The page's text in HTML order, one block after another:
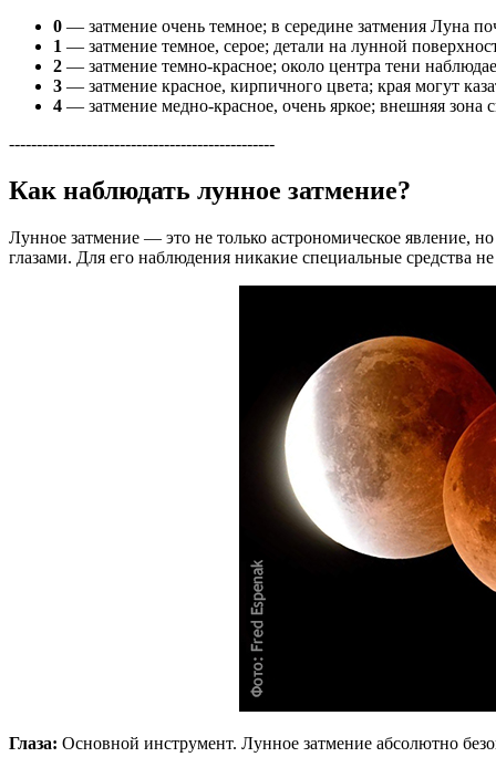
0 — затмение очень темное; в середине затмения Луна
1 — затмение темное, серое; детали на лунной
2 — затмение темно-красное; около центра тени
3 — затмение красное, кирпичного цвета; края могут
4 — затмение медно-красное, очень яркое; внешняя зона
------------------------------------------------
Как наблюдать лунное затмение?
Лунное затмение — это не только астрономическое явление,
глазами. Для его наблюдения никакие специальные
Глаза: Основной инструмент. Лунное затмение абсолютно